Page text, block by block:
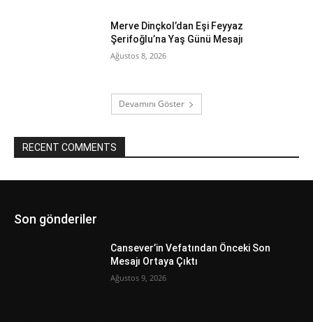
Merve Dinçkol’dan Eşi Feyyaz
Şerifoğlu’na Yaş Günü Mesajı
Ağustos 8, 2026
Devamını Göster
RECENT COMMENTS
Son gönderiler
Cansever’in Vefatından Önceki Son
Mesajı Ortaya Çıktı
Ağustos 9, 2026